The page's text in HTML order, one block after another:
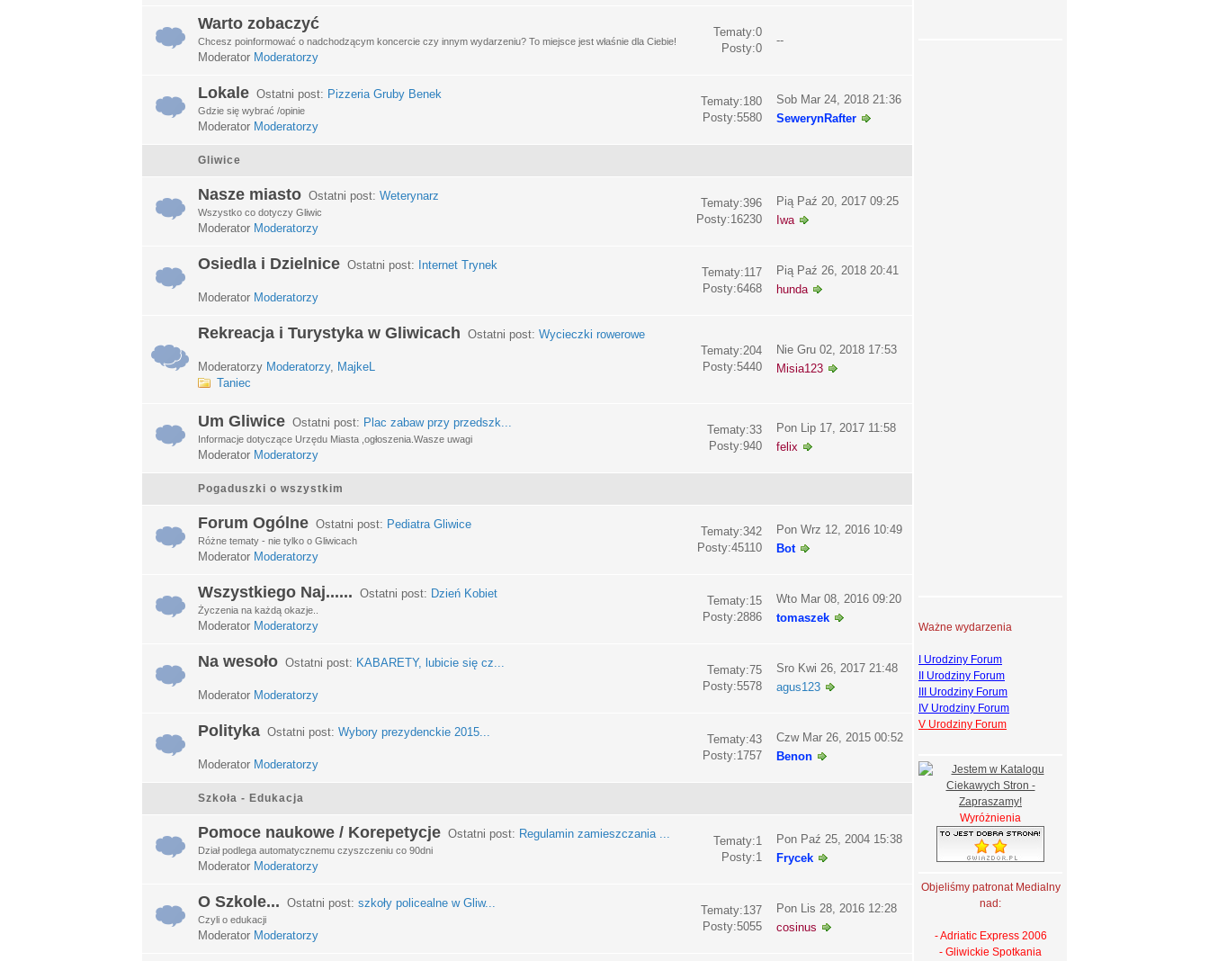
Warto zobaczyć
Chcesz poinformować o nadchodzącym koncercie czy innym wydarzeniu? To miejsce jest właśnie dla Ciebie!
Moderator Moderatorzy
Tematy:0
Posty:0
--
Lokale Ostatni post: Pizzeria Gruby Benek
Gdzie się wybrać /opinie
Moderator Moderatorzy
Tematy:180
Posty:5580
Sob Mar 24, 2018 21:36
SewerynRafter
Gliwice
Nasze miasto Ostatni post: Weterynarz
Wszystko co dotyczy Gliwic
Moderator Moderatorzy
Tematy:396
Posty:16230
Pią Paź 20, 2017 09:25
Iwa
Osiedla i Dzielnice Ostatni post: Internet Trynek
Moderator Moderatorzy
Tematy:117
Posty:6468
Pią Paź 26, 2018 20:41
hunda
Rekreacja i Turystyka w Gliwicach Ostatni post: Wycieczki rowerowe
Moderatorzy Moderatorzy, MajkeL
Taniec
Tematy:204
Posty:5440
Nie Gru 02, 2018 17:53
Misia123
Um Gliwice Ostatni post: Plac zabaw przy przedszk...
Informacje dotyczące Urzędu Miasta ,ogłoszenia.Wasze uwagi
Moderator Moderatorzy
Tematy:33
Posty:940
Pon Lip 17, 2017 11:58
felix
Pogaduszki o wszystkim
Forum Ogólne Ostatni post: Pediatra Gliwice
Różne tematy - nie tylko o Gliwicach
Moderator Moderatorzy
Tematy:342
Posty:45110
Pon Wrz 12, 2016 10:49
Bot
Wszystkiego Naj...... Ostatni post: Dzień Kobiet
Życzenia na każdą okazje..
Moderator Moderatorzy
Tematy:15
Posty:2886
Wto Mar 08, 2016 09:20
tomaszek
Na wesoło Ostatni post: KABARETY, lubicie się cz...
Moderator Moderatorzy
Tematy:75
Posty:5578
Sro Kwi 26, 2017 21:48
agus123
Polityka Ostatni post: Wybory prezydenckie 2015...
Moderator Moderatorzy
Tematy:43
Posty:1757
Czw Mar 26, 2015 00:52
Benon
Szkoła - Edukacja
Pomoce naukowe / Korepetycje Ostatni post: Regulamin zamieszczania ...
Dział podlega automatycznemu czyszczeniu co 90dni
Moderator Moderatorzy
Tematy:1
Posty:1
Pon Paź 25, 2004 15:38
Frycek
O Szkole... Ostatni post: szkoły policealne w Gliw...
Czyli o edukacji
Moderator Moderatorzy
Tematy:137
Posty:5055
Pon Lis 28, 2016 12:28
cosinus
Ważne wydarzenia
I Urodziny Forum
II Urodziny Forum
III Urodziny Forum
IV Urodziny Forum
V Urodziny Forum
Wyróżnienia
Objeliśmy patronat Medialny
nad:
- Adriatic Express 2006
- Gliwickie Spotkania